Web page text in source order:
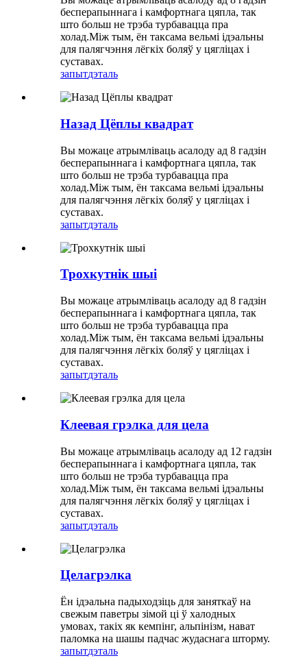
бесперапыннага і камфортнага цяпла, так
што больш не трэба турбавацца пра
холад.Між тым, ён таксама вельмі ідэальны
для палягчэння лёгкіх боляў у цягліцах і
суставах.
запытдэталь
Назад Цёплы квадрат
Вы можаце атрымліваць асалоду ад 8 гадзін
бесперапыннага і камфортнага цяпла, так
што больш не трэба турбавацца пра
холад.Між тым, ён таксама вельмі ідэальны
для палягчэння лёгкіх боляў у цягліцах і
суставах.
запытдэталь
Трохкутнік шыі
Вы можаце атрымліваць асалоду ад 8 гадзін
бесперапыннага і камфортнага цяпла, так
што больш не трэба турбавацца пра
холад.Між тым, ён таксама вельмі ідэальны
для палягчэння лёгкіх боляў у цягліцах і
суставах.
запытдэталь
Клеевая грэлка для цела
Вы можаце атрымліваць асалоду ад 12 гадзін
бесперапыннага і камфортнага цяпла, так
што больш не трэба турбавацца пра
холад.Між тым, ён таксама вельмі ідэальны
для палягчэння лёгкіх боляў у цягліцах і
суставах.
запытдэталь
Целагрэлка
Ён ідэальна падыходзіць для заняткаў на
свежым паветры зімой ці ў халодных
умовах, такіх як кемпінг, альпінізм, нават
паломка на шашы падчас жудаснага шторму.
запытдэталь